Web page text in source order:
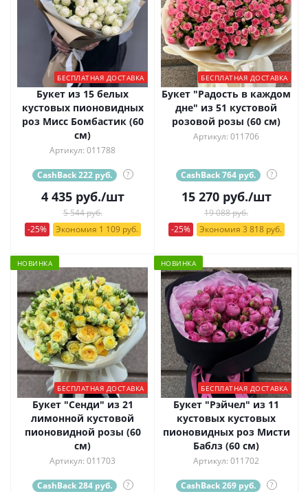
БЕСПЛАТНАЯ ДОСТАВКА
Букет из 15 белых
кустовых пионовидных
роз Мисс Бомбастик (60
см)
Артикул: 011788
CashBack 222 руб. ?
4 435руб./шт
5 544 руб.
-25%
Экономия 1 109 руб.
БЕСПЛАТНАЯ ДОСТАВКА
Букет "Радость в каждом
дне" из 51 кустовой
розовой розы (60 см)
Артикул: 011706
CashBack 764 руб. ?
15 270руб./шт
19 088 руб.
-25%
Экономия 3 818 руб.
НОВИНКА
БЕСПЛАТНАЯ ДОСТАВКА
Букет "Сенди" из 21
лимонной кустовой
пионовидной розы (60
см)
Артикул: 011703
CashBack 284 руб. ?
НОВИНКА
БЕСПЛАТНАЯ ДОСТАВКА
Букет "Рэйчел" из 11
кустовых кустовых
пионовидных роз Мисти
Баблз (60 см)
Артикул: 011702
CashBack 269 руб. ?